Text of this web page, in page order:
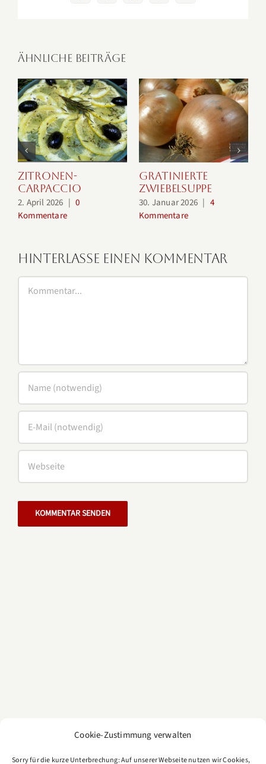
Cookie-Zustimmung verwalten
Sorry für die kurze Unterbrechung: Auf unserer Webseite nutzen wir Cookies,
Ähnliche Beiträge
Zitronen-
Carpaccio
2. April 2026 | 0
Kommentare
Gratinierte
Zwiebelsuppe
30. Januar 2026 | 4
Kommentare
Hinterlasse einen Kommentar
Kommentar